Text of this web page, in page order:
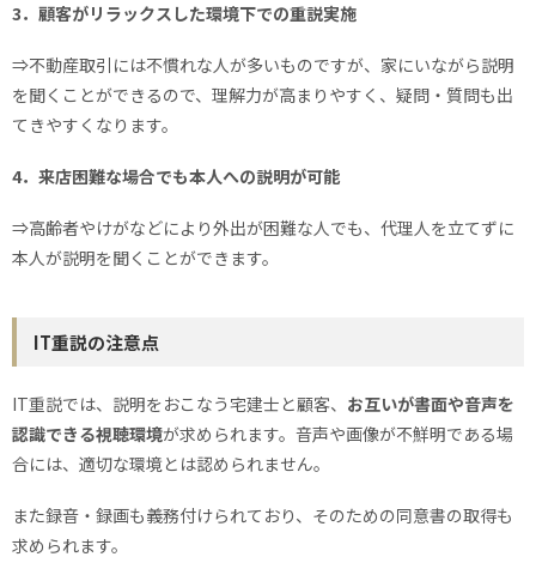
3．顧客がリラックスした環境下での重説実施
⇒不動産取引には不慣れな人が多いものですが、家にいながら説明
を聞くことができるので、理解力が高まりやすく、疑問・質問も出
てきやすくなります。
4．来店困難な場合でも本人への説明が可能
⇒高齢者やけがなどにより外出が困難な人でも、代理人を立てずに
本人が説明を聞くことができます。
IT重説の注意点
IT重説では、説明をおこなう宅建士と顧客、 お互いが書面や音声を
認識できる視聴環境が求められます。音声や画像が不鮮明である場
合には、適切な環境とは認められません。
また録音・録画も義務付けられており、そのための同意書の取得も
求められます。